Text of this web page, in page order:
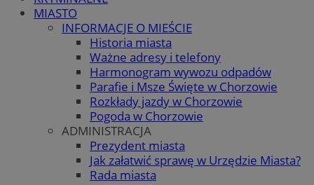
MIASTO
INFORMACJE O MIEŚCIE
Historia miasta
Ważne adresy i telefony
Harmonogram wywozu odpadów
Parafie i Msze Święte w Chorzowie
Rozkłady jazdy w Chorzowie
Pogoda w Chorzowie
ADMINISTRACJA
Prezydent miasta
Jak załatwić sprawę w Urzędzie Miasta?
Rada miasta